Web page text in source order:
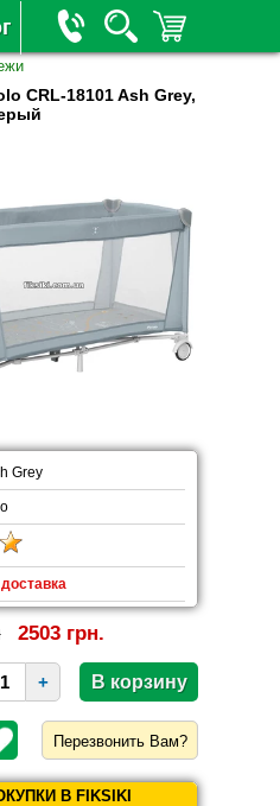
CRL-18101 Ash Grey,
Grey
2503 грн.
+
Перезвонить Вам?
В FIKSIKI